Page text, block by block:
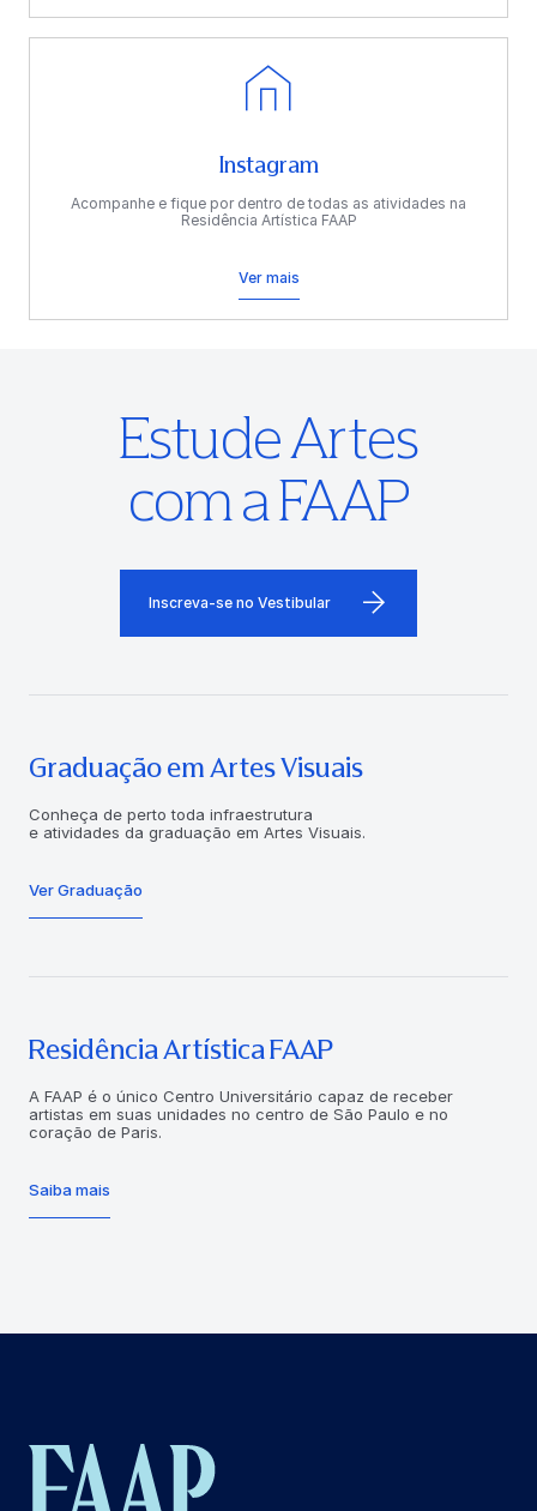
Instagram
Acompanhe e fique por dentro de todas as atividades na
Residência Artística FAAP
Ver mais
Estude Artes
com a FAAP
Inscreva-se no Vestibular
Graduação em Artes Visuais
Conheça de perto toda infraestrutura
e atividades da graduação em Artes Visuais.
Ver Graduação
Residência Artística FAAP
A FAAP é o único Centro Universitário capaz de receber
artistas em suas unidades no centro de São Paulo e no
coração de Paris.
Saiba mais